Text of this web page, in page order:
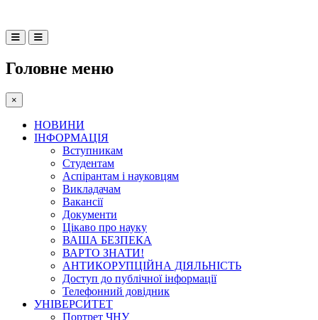
Головне меню
×
НОВИНИ
ІНФОРМАЦІЯ
Вступникам
Студентам
Аспірантам і науковцям
Викладачам
Вакансії
Документи
Цікаво про науку
ВАША БЕЗПЕКА
ВАРТО ЗНАТИ!
АНТИКОРУПЦІЙНА ДІЯЛЬНІСТЬ
Доступ до публічної інформації
Телефонний довідник
УНІВЕРСИТЕТ
Портрет ЧНУ